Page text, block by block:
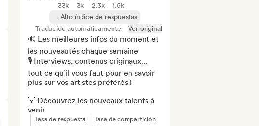
33k 3k 2.3k
1.5k
Alto índice de respuestas
Traducido automáticamente
Ver original
🔊 Les meilleures infos du moment et
les nouveautés chaque semaine
🎙️ Interviews, contenus originaux…
tout ce qu’il vous faut pour en savoir
plus sur vos artistes préférés !
💡 Découvrez les nouveaux talents à
venir
Tasa de respuesta Tasa de compartición